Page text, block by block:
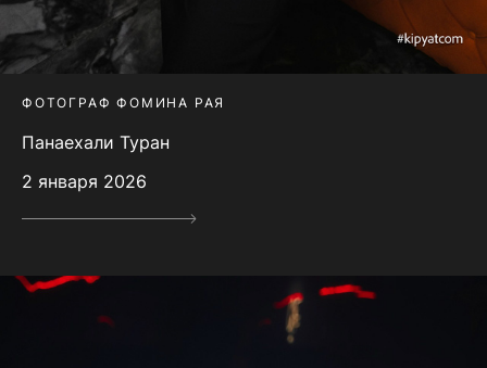
ФОТОГРАФ ФОМИНА РАЯ
Панаехали Туран
2 января 2026